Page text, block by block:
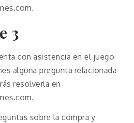
3
con asistencia en el juego
alguna pregunta relacionada
resolverla en
sobre la compra y